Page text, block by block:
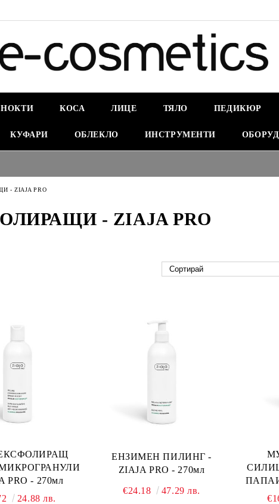
НОКТИ КОСА ЛИЦЕ ТЯЛО ПЕДИКЮР
КУФАРИ ОБЛЕКЛО ИНСТРУМЕНТИ
- ZIAJA PRO
- ZIAJA PRO
PRO - 270мл
24.88 лв.
ЕНЗИМЕН ПИЛИНГ -
ZIAJA PRO - 270мл
€24.18 47.29 лв.